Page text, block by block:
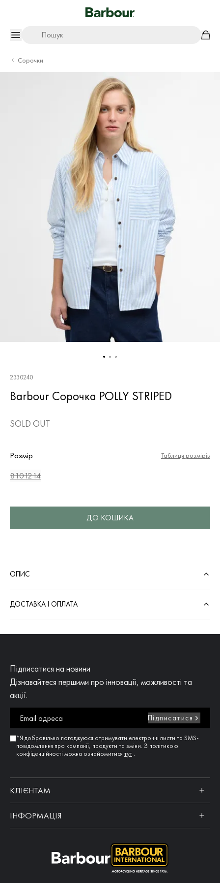
Пошук
Сорочки
2330240
Barbour Сорочка POLLY STRIPED
SOLD OUT
Розмір Таблиця розмірів
8101214
ДО КОШИКА
ОПИС
ДОСТАВКА І ОПЛАТА
Підписатися на новини
Дізнавайтеся першими про інновації, можливості та
акції.
Підписатися
*Я добровільно погоджуюся отримувати електронні листи та SMS-
повідомлення про кампанії, продукти та зміни. З політикою
конфіденційності можна ознайомитися тут .
КЛІЄНТАМ
ІНФОРМАЦІЯ